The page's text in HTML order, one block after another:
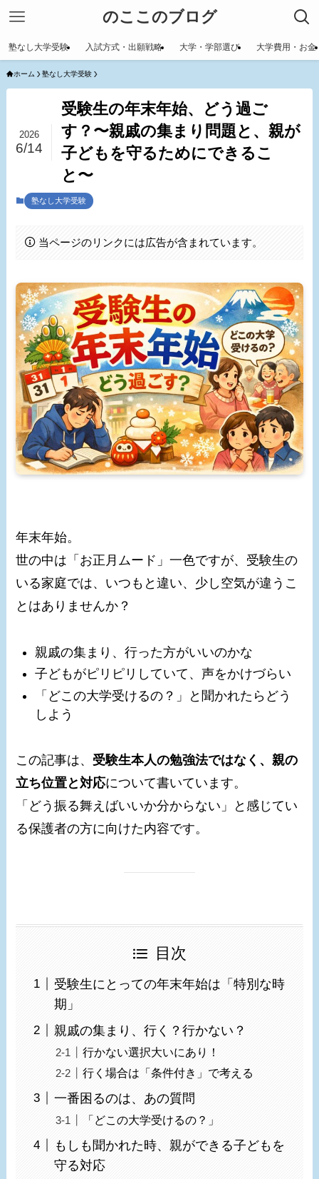
のここのブログ
塾なし大学受験 入試方式・出願戦略 大学・学部選び 大学費用・お金
ホーム 塾なし大学受験
受験生の年末年始、どう過ご
す？〜親戚の集まり問題と、親が
子どもを守るためにできるこ
と〜
2026
6/14
塾なし大学受験
当ページのリンクには広告が含まれています。
年末年始。
世の中は「お正月ムード」一色ですが、受験生の
いる家庭では、いつもと違い、少し空気が違うこ
とはありませんか？
親戚の集まり、行った方がいいのかな
子どもがピリピリしていて、声をかけづらい
「どこの大学受けるの？」と聞かれたらどう
しよう
この記事は、 受験生本人の勉強法ではなく、親の
立ち位置と対応について書いています。
「どう振る舞えばいいか分からない」と感じてい
る保護者の方に向けた内容です。
目次
受験生にとっての年末年始は「特別な時
期」
親戚の集まり、行く？行かない？
行かない選択大いにあり！
行く場合は「条件付き」で考える
一番困るのは、あの質問
「どこの大学受けるの？」
もしも聞かれた時、親ができる子どもを
守る対応